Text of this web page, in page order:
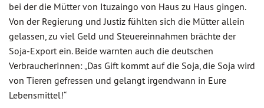
bei der die Mütter von Ituzaingo von Haus zu Haus gingen.
Von der Regierung und Justiz fühlten sich die Mütter allein
gelassen, zu viel Geld und Steuereinnahmen brächte der
Soja-Export ein. Beide warnten auch die deutschen
VerbraucherInnen: „Das Gift kommt auf die Soja, die Soja wird
von Tieren gefressen und gelangt irgendwann in Eure
Lebensmittel!“